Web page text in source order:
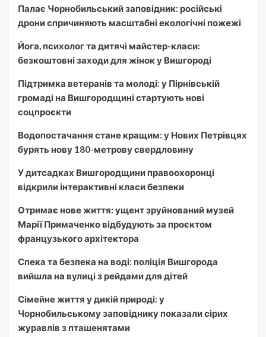
Палає Чорнобильський заповідник: російські
дрони спричиняють масштабні екологічні пожежі
Йога, психолог та дитячі майстер-класи:
безкоштовні заходи для жінок у Вишгороді
Підтримка ветеранів та молоді: у Пірнівській
громаді на Вишгородщині стартують нові
соцпроєкти
Водопостачання стане кращим: у Нових Петрівцях
бурять нову 180-метрову свердловину
У дитсадках Вишгородщини правоохоронці
відкрили інтерактивні класи безпеки
Отримає нове життя: ущент зруйнований музей
Марії Примаченко відбудують за проєктом
французького архітектора
Спека та безпека на воді: поліція Вишгорода
вийшла на вулиці з рейдами для дітей
Сімейне життя у дикій природі: у
Чорнобильському заповіднику показали сірих
журавлів з пташенятами